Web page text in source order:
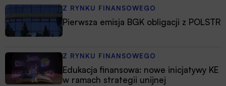
Z RYNKU FINANSOWEGO
Pierwsza emisja BGK obligacji z POLSTR
Z RYNKU FINANSOWEGO
Edukacja finansowa: nowe inicjatywy KE
w ramach strategii unijnej